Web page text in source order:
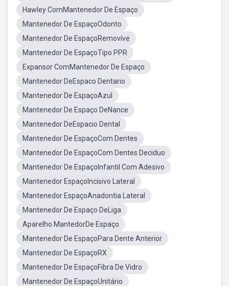
Hawley ComMantenedor De Espaço
Mantenedor De EspaçoOdonto
Mantenedor De EspaçoRemovíve
Mantenedor De EspaçoTipo PPR
Expansor ComMantenedor De Espaço
Mantenedor DeEspaco Dentario
Mantenedor De EspaçoAzul
Mantenedor De Espaço DeNance
Mantenedor DeEspacio Dental
Mantenedor De EspaçoCom Dentes
Mantenedor De EspaçoCom Dentes Deciduo
Mantenedor De EspaçoInfantil Com Adesivo
Mantenedor EspaçoIncisivo Lateral
Mantenedor EspaçoAnadontia Lateral
Mantenedor De Espaço DeLiga
Aparelho MantedorDe Espaço
Mantenedor De EspaçoPara Dente Anterior
Mantenedor De EspaçoRX
Mantenedor De EspaçoFibra De Vidro
Mantenedor De EspaçoUnitário